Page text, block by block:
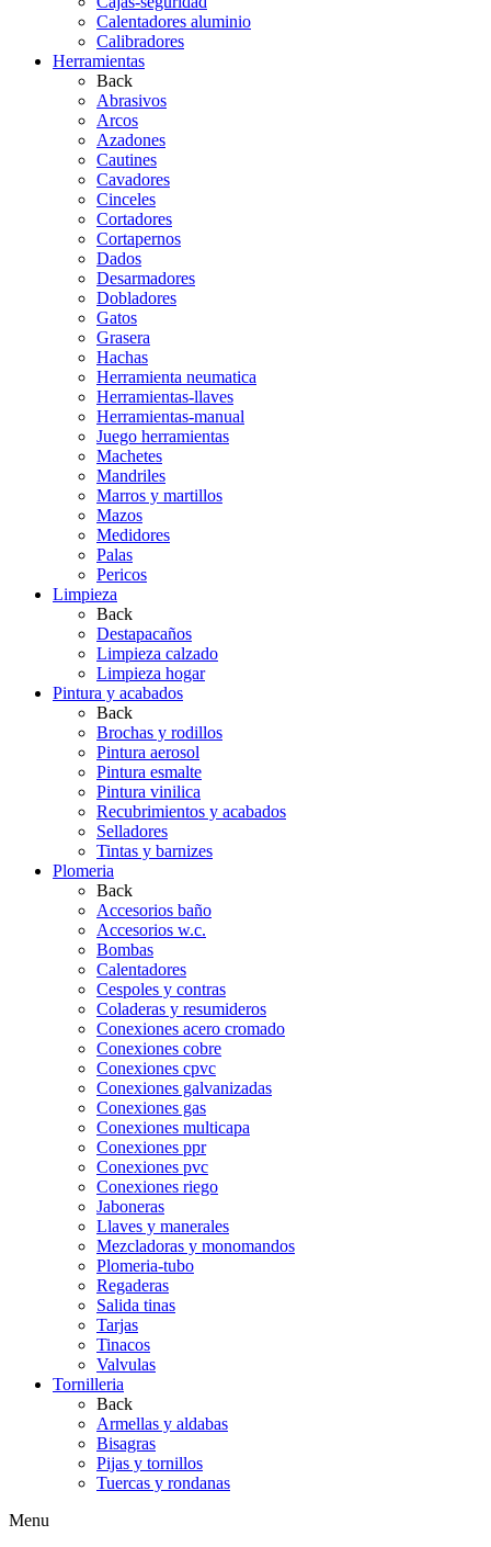
Calentadores aluminio
Calibradores
Herramientas
Back
Abrasivos
Arcos
Azadones
Cautines
Cavadores
Cinceles
Cortadores
Cortapernos
Dados
Desarmadores
Dobladores
Gatos
Grasera
Hachas
Herramienta neumatica
Herramientas-llaves
Herramientas-manual
Juego herramientas
Machetes
Mandriles
Marros y martillos
Mazos
Medidores
Palas
Pericos
Limpieza
Back
Destapacaños
Limpieza calzado
Limpieza hogar
Pintura y acabados
Back
Brochas y rodillos
Pintura aerosol
Pintura esmalte
Pintura vinilica
Recubrimientos y acabados
Selladores
Tintas y barnizes
Plomeria
Back
Accesorios baño
Accesorios w.c.
Bombas
Calentadores
Cespoles y contras
Coladeras y resumideros
Conexiones acero cromado
Conexiones cobre
Conexiones cpvc
Conexiones galvanizadas
Conexiones gas
Conexiones multicapa
Conexiones ppr
Conexiones pvc
Conexiones riego
Jaboneras
Llaves y manerales
Mezcladoras y monomandos
Plomeria-tubo
Regaderas
Salida tinas
Tarjas
Tinacos
Valvulas
Tornilleria
Back
Armellas y aldabas
Bisagras
Pijas y tornillos
Tuercas y rondanas
Menu